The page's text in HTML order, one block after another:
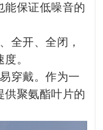
能保证低噪音的
全开、全闭，
。
穿戴。作为一
供聚氨酯叶片的